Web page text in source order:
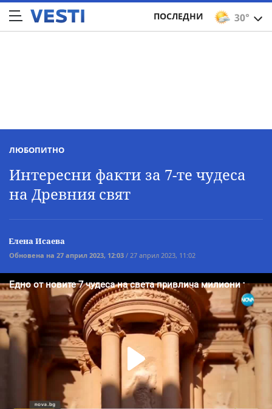
30°
ПОСЛЕДНИ
ЛЮБОПИТНО
Интересни факти за 7-те чудеса
на Древния свят
Елена Исаева
Обновена на 27 април 2023, 12:03 / 27 април 2023, 11:02